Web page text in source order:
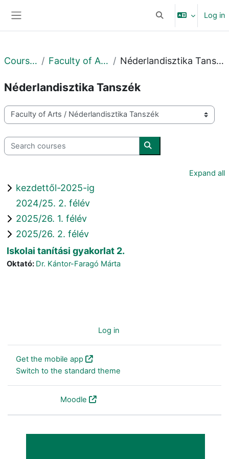
Toggle search input
Log in
Courses Faculty of Arts Néderlandisztika Tanszék
Néderlandisztika Tanszék
Course categories
Search courses
Search courses
Expand all
kezdettől-2025-ig
2024/25. 2. félév
2025/26. 1. félév
2025/26. 2. félév
Iskolai tanítási gyakorlat 2.
Oktató: Dr. Kántor-Faragó Márta
Log in
Get the mobile app
Switch to the standard theme
Moodle